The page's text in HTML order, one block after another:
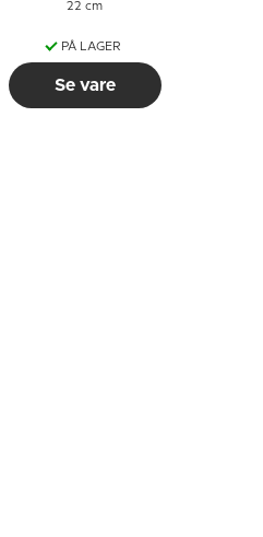
22 cm
PÅ LAGER
Se vare